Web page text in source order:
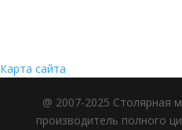
Карта сайта
@ 2007-2025 Столярная
производитель полного